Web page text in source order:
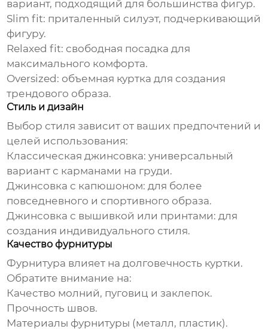
вариант, подходящий для большинства фигур.
Slim fit: приталенный силуэт, подчеркивающий
фигуру.
Relaxed fit: свободная посадка для
максимального комфорта.
Oversized: объемная куртка для создания
трендового образа.
Стиль и дизайн
Выбор стиля зависит от ваших предпочтений и
целей использования:
Классическая джинсовка: универсальный
вариант с карманами на груди.
Джинсовка с капюшоном: для более
повседневного и спортивного образа.
Джинсовка с вышивкой или принтами: для
создания индивидуального стиля.
Качество фурнитуры
Фурнитура влияет на долговечность куртки.
Обратите внимание на:
Качество молний, пуговиц и заклепок.
Прочность швов.
Материалы фурнитуры (металл, пластик).